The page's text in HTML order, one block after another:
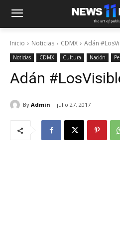
Inicio Noticias CDMX Adán
Noticias CDMX Cultura Nación
Adán
By Admin julio 27, 2017